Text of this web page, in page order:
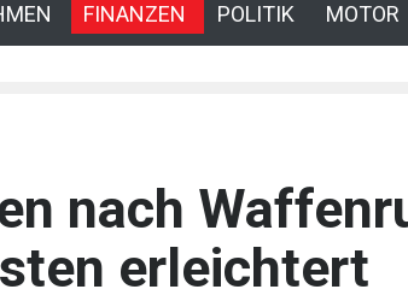
FINANZEN POLITIK MOTOR
nach
erleichtert